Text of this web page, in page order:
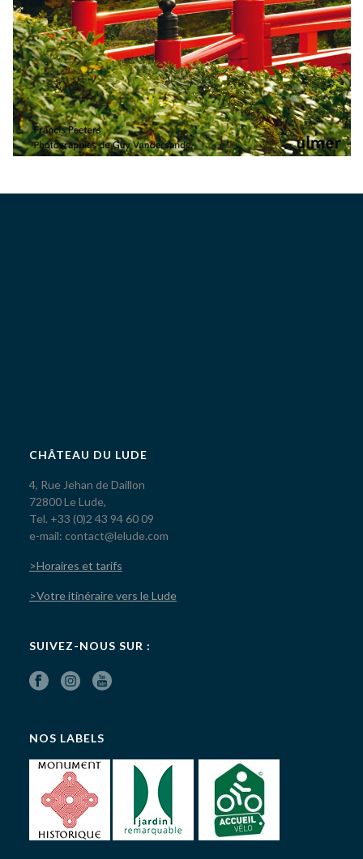
CHÂTEAU DU LUDE
4, Rue Jehan de Daillon
72800 Le Lude,
Tel. +33 (0)2 43 94 60 09
e-mail: contact@lelude.com
>Horaires et tarifs
>Votre itinéraire vers le Lude
SUIVEZ-NOUS SUR :
NOS LABELS